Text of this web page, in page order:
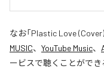
なお「Plastic Love (Cover)
MUSIC、 YouTube Music、
ービスで聴くことができ